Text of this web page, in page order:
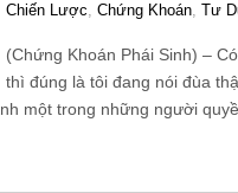
Chiến Lược, Chứng Khoán, Tư
(Chứng Khoán Phái Sinh) –
thì đúng là tôi đang nói đùa
một trong những người